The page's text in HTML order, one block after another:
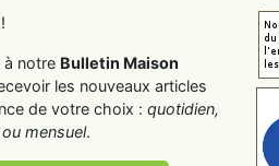
notre Bulletin Maison
les nouveaux articles
de votre choix : quotidien,
mensuel.